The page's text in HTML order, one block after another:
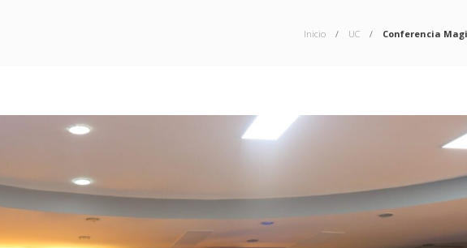
Inicio UC Conferencia